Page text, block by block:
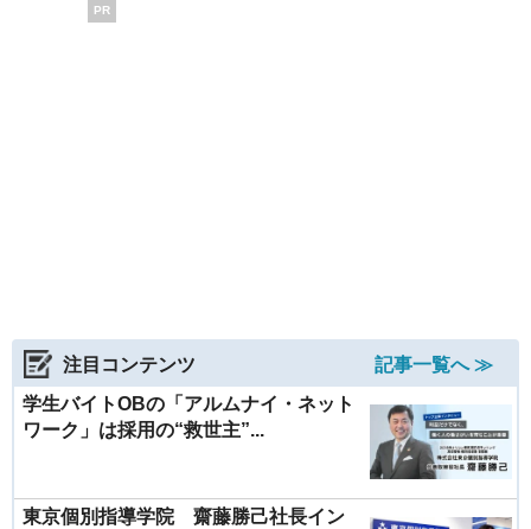
PR
注目コンテンツ
記事一覧へ ≫
学生バイトOBの「アルムナイ・ネット
ワーク」は採用の“救世主”...
東京個別指導学院 齋藤勝己社長イン